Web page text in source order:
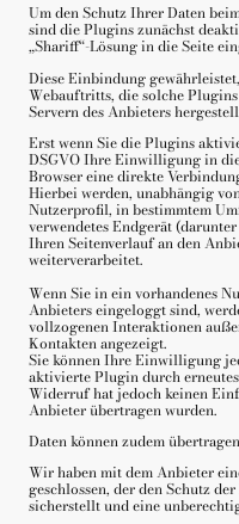
Um den Schutz Ihrer Daten
sind die Plugins zunächst
„Shariff“-Lösung in die Seite
Diese Einbindung
Webauftritts, die solche
Servern des Anbieters
Erst wenn Sie die Plugins
DSGVO Ihre Einwilligung in
Browser eine direkte
Hierbei werden, unabhängig
Nutzerprofil, in bestimmtem
verwendetes Endgerät
Ihren Seitenverlauf an den
weiterverarbeitet.
Wenn Sie in ein vorhandenes
Anbieters eingeloggt sind,
vollzogenen Interaktionen
Kontakten angezeigt.
Sie können Ihre Einwilligung
aktivierte Plugin durch
Widerruf hat jedoch keinen
Anbieter übertragen wurden.
Daten können zudem
Wir haben mit dem Anbieter
geschlossen, der den Schutz
sicherstellt und eine